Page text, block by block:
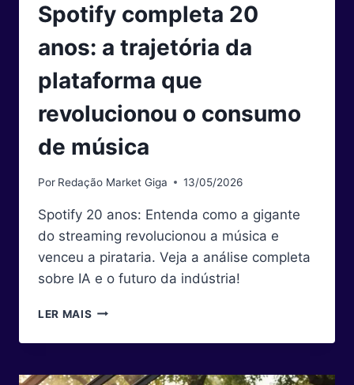
Spotify completa 20
anos: a trajetória da
plataforma que
revolucionou o consumo
de música
Por Redação Market Giga 13/05/2026
Spotify 20 anos: Entenda como a gigante
do streaming revolucionou a música e
venceu a pirataria. Veja a análise completa
sobre IA e o futuro da indústria!
LER MAIS SPOTIFY
20
A